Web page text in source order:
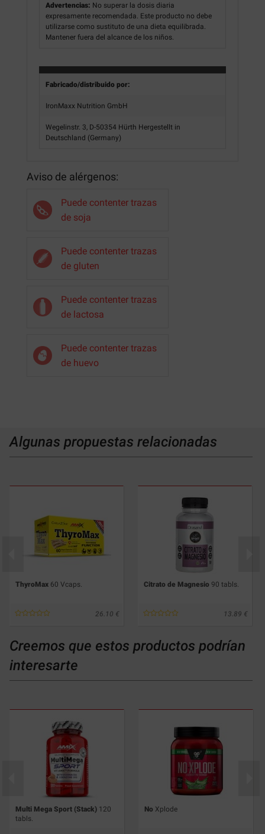
Advertencias: No superar la dosis diaria
expresamente recomendada. Este producto no debe
utilizarse como sustituto de una dieta equilibrada.
Mantener fuera del alcance de los niños.
Fabricado/distribuido por:
IronMaxx Nutrition GmbH
Wegelinstr. 3, D-50354 Hürth Hergestellt in
Deutschland (Germany)
Aviso de alérgenos:
Puede contenter trazas
de soja
Puede contenter trazas
de gluten
Puede contenter trazas
de lactosa
Puede contenter trazas
de huevo
Algunas propuestas relacionadas
ThyroMax 60 Vcaps.
26.10
Citrato de Magnesio 90 tabls.
13.89
Creemos que estos productos podrían
interesarte
Multi Mega Sport (Stack) 120
tabls.
No Xplode